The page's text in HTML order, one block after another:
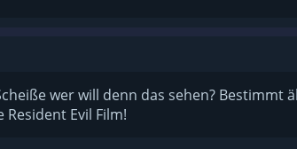
wer will denn das sehen? Bestimmt
Resident Evil Film!